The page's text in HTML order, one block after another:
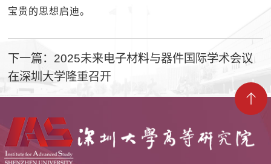
宝贵的思想启迪。
下一篇：2025未来电子材料与器件国际学术会议
在深圳大学隆重召开